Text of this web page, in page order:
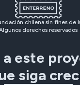
chilena sin fines de
derechos reservados
a este
siga